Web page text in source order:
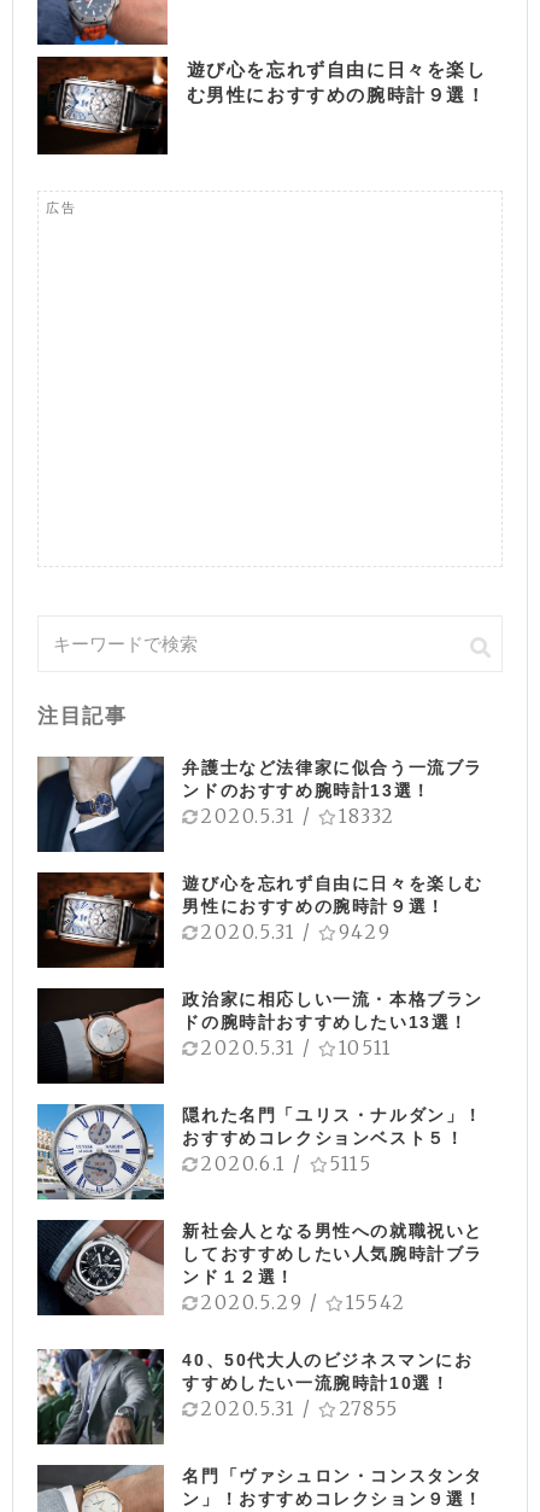
遊び心を忘れず自由に日々を楽し
む男性におすすめの腕時計９選！
広告
注目記事
弁護士など法律家に似合う一流ブラ
ンドのおすすめ腕時計13選！
2020.5.31 / 18332
遊び心を忘れず自由に日々を楽しむ
男性におすすめの腕時計９選！
2020.5.31 / 9429
政治家に相応しい一流・本格ブラン
ドの腕時計おすすめしたい13選！
2020.5.31 / 10511
隠れた名門「ユリス・ナルダン」！
おすすめコレクションベスト５！
2020.6.1 / 5115
新社会人となる男性への就職祝いと
しておすすめしたい人気腕時計ブラ
ンド１２選！
2020.5.29 / 15542
40、50代大人のビジネスマンにお
すすめしたい一流腕時計10選！
2020.5.31 / 27855
名門「ヴァシュロン・コンスタンタ
ン」！おすすめコレクション９選！